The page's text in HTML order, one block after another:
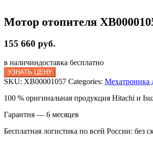
Мотор отопителя
155 660 руб.
в наличиидоставка бесплатно
УЗНАТЬ ЦЕНУ
SKU: XB00001057 Categories: Мехатроника
100 % оригинальная продукция Hitachi и
Гарантия — 6 месяцев
Бесплатная логистика по всей России: без